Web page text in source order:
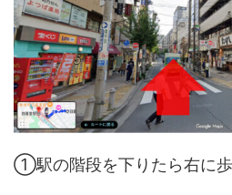
①駅の階段を下りたら右に歩